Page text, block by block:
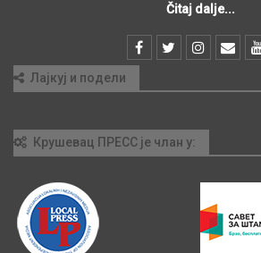
Čitaj dalje...
Лајкуј и подели
Крушевац ПРЕСС је члан у: